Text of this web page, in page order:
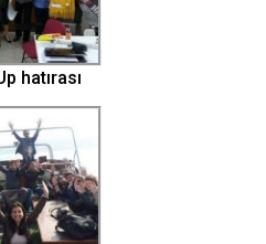
hatırası